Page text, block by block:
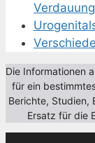
Verdauung
Die Informationen
für ein
Berichte, Studien,
Ersatz für die